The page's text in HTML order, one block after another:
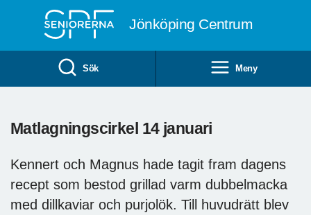
Jönköping Centrum
Sök Meny
Matlagningscirkel 14 januari
Kennert och Magnus hade tagit fram dagens
recept som bestod grillad varm dubbelmacka
med dillkaviar och purjolök. Till huvudrätt blev